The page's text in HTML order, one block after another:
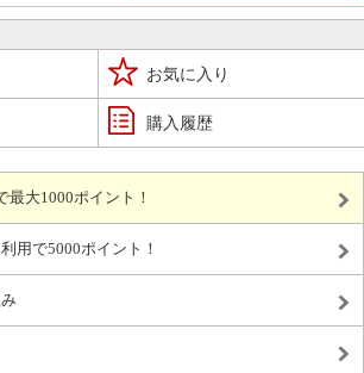
お気に入り
購入履歴
最大1000ポイント！
用で5000ポイント！